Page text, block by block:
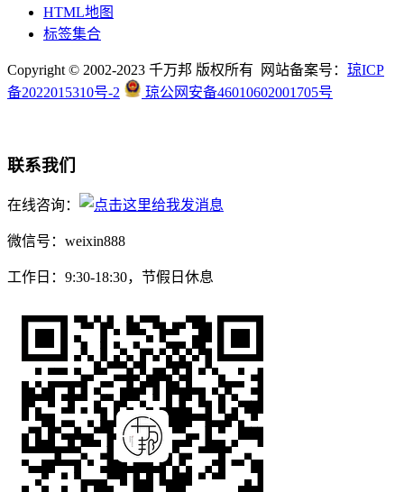
HTML地图
标签集合
Copyright © 2002-2023 千万邦 版权所有 网站备案号： 琼ICP
备2022015310号-2
琼公网安备46010602001705号
联系我们
在线咨询：
微信号：weixin888
工作日：9:30-18:30，节假日休息